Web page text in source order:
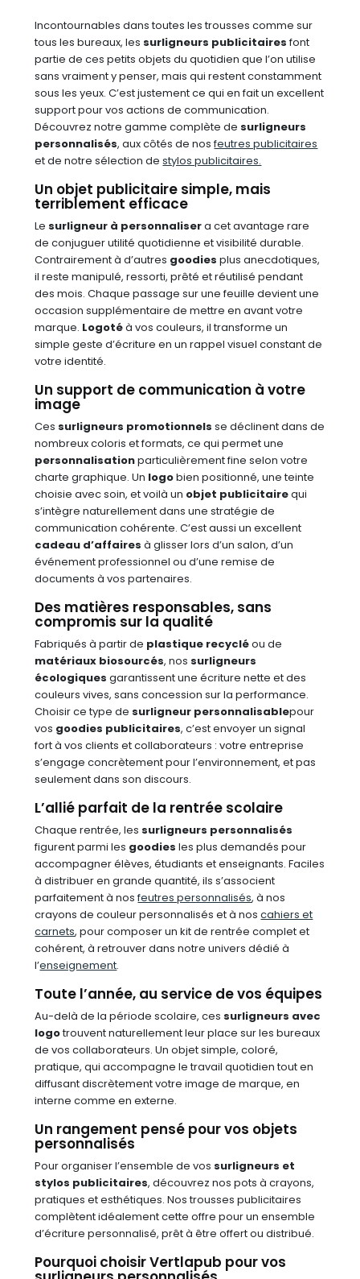
Incontournables dans toutes les trousses comme sur
tous les bureaux, les surligneurs publicitairesfont
partie de ces petits objets du quotidien que l’on utilise
sans vraiment y penser, mais qui restent constamment
sous les yeux. C’est justement ce qui en fait un excellent
support pour vos actions de communication.
Découvrez notre gamme complète de surligneurs
personnalisés, aux côtés de nosfeutres publicitaires
et de notre sélection destylos publicitaires.
Un objet publicitaire simple, mais
terriblement efficace
Le surligneur à personnalisera cet avantage rare
de conjuguer utilité quotidienne et visibilité durable.
Contrairement à d’autres goodies plus anecdotiques,
il reste manipulé, ressorti, prêté et réutilisé pendant
des mois. Chaque passage sur une feuille devient une
occasion supplémentaire de mettre en avant votre
marque. Logotéà vos couleurs, il transforme un
simple geste d’écriture en un rappel visuel constant de
votre identité.
Un support de communication à votre
image
Ces surligneurs promotionnels se déclinent dans de
nombreux coloris et formats, ce qui permet une
personnalisationparticulièrement fine selon votre
charte graphique. Un logobien positionné, une teinte
choisie avec soin, et voilà un objet publicitairequi
s’intègre naturellement dans une stratégie de
communication cohérente. C’est aussi un excellent
cadeau d’affaires à glisser lors d’un salon, d’un
événement professionnel ou d’une remise de
documents à vos partenaires.
Des matières responsables, sans
compromis sur la qualité
Fabriqués à partir de plastique recycléou de
matériaux biosourcés, nos surligneurs
écologiques garantissent une écriture nette et des
couleurs vives, sans concession sur la performance.
Choisir ce type de surligneur personnalisablepour
vos goodies publicitaires, c’est envoyer un signal
fort à vos clients et collaborateurs : votre entreprise
s’engage concrètement pour l’environnement, et pas
seulement dans son discours.
L’allié parfait de la rentrée scolaire
Chaque rentrée, les surligneurs personnalisés
figurent parmi les goodies les plus demandés pour
accompagner élèves, étudiants et enseignants. Faciles
à distribuer en grande quantité, ils s’associent
parfaitement à nosfeutres personnalisés, à nos
crayons de couleur personnalisés et à noscahiers et
carnets, pour composer un kit de rentrée complet et
cohérent, à retrouver dans notre univers dédié à
l’enseignement.
Toute l’année, au service de vos équipes
Au-delà de la période scolaire, ces surligneurs avec
logotrouvent naturellement leur place sur les bureaux
de vos collaborateurs. Un objet simple, coloré,
pratique, qui accompagne le travail quotidien tout en
diffusant discrètement votre image de marque, en
interne comme en externe.
Un rangement pensé pour vos objets
personnalisés
Pour organiser l’ensemble de vos surligneurs et
stylos publicitaires, découvrez nos pots à crayons,
pratiques et esthétiques. Nos trousses publicitaires
complètent idéalement cette offre pour un ensemble
d’écriture personnalisé, prêt à être offert ou distribué.
Pourquoi choisir Vertlapub pour vos